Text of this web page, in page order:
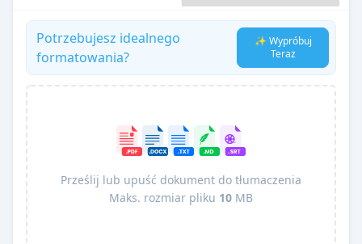
Potrzebujesz idealnego
formatowania?
✨ Wypróbuj
Teraz
Prześlij lub upuść dokument do tłumaczenia
Maks. rozmiar pliku 10 MB